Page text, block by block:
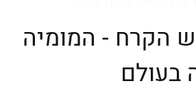
הקרח - המומיה
בעולם